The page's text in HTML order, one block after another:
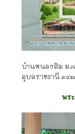
บ้านหนองสิม ม.
อุบลราชธานี ๓๔๑
พร